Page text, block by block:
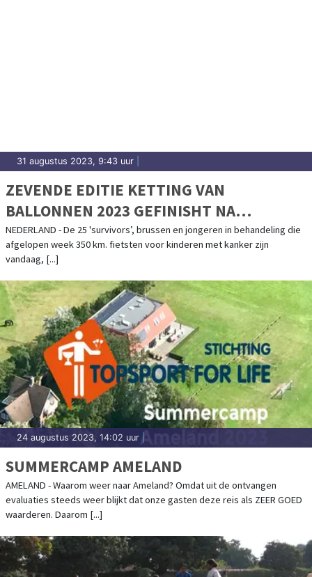
31 augustus 2023, 9:43 uur
ZEVENDE EDITIE KETTING VAN
BALLONNEN 2023 GEFINISHT NA
FIETSTOCHT VAN 350 KILOMETER DOOR
NEDERLAND
NEDERLAND - De 25 'survivors’, brussen en jongeren in behandeling die
afgelopen week 350 km. fietsten voor kinderen met kanker zijn
vandaag, [...]
24 augustus 2023, 14:02 uur |
SUMMERCAMP AMELAND
AMELAND - Waarom weer naar Ameland? Omdat uit de ontvangen
evaluaties steeds weer blijkt dat onze gasten deze reis als ZEER GOED
waarderen. Daarom [...]